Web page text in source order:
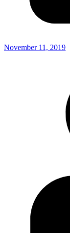
November 11, 2019